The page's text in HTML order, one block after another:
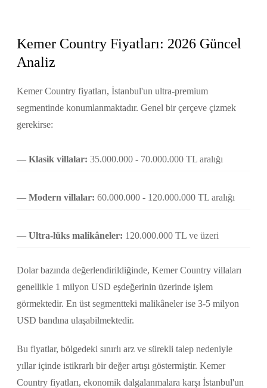
Kemer Country Fiyatları: 2026 Güncel
Analiz
Kemer Country fiyatları, İstanbul'un ultra-premium
segmentinde konumlanmaktadır. Genel bir çerçeve çizmek
gerekirse:
Klasik villalar: 35.000.000 - 70.000.000 TL aralığı
Modern villalar: 60.000.000 - 120.000.000 TL aralığı
Ultra-lüks malikâneler: 120.000.000 TL ve üzeri
Dolar bazında değerlendirildiğinde, Kemer Country villaları
genellikle 1 milyon USD eşdeğerinin üzerinde işlem
görmektedir. En üst segmentteki malikâneler ise 3-5 milyon
USD bandına ulaşabilmektedir.
Bu fiyatlar, bölgedeki sınırlı arz ve sürekli talep nedeniyle
yıllar içinde istikrarlı bir değer artışı göstermiştir. Kemer
Country fiyatları, ekonomik dalgalanmalara karşı İstanbul'un